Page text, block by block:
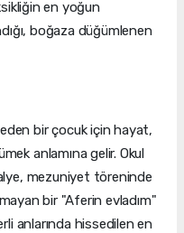
en yoğun
boğaza düğümlenen
bir çocuk için hayat,
anlamına gelir. Okul
mezuniyet töreninde
bir "Aferin evladım"
anlarında hissedilen en